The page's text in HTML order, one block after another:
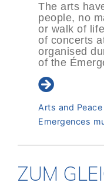
The arts
people, no
or walk of
of concerts
organised
of the
Arts and Peace
Emergences
ZUM